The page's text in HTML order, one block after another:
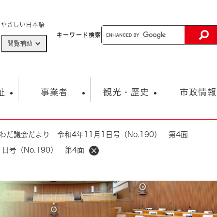
やさしい日本語
閲覧補助
キーワード検索
子育て
康・生活 生涯学習・スポーツ
事業者
入札・契約情報 まちづくり・協働
環境 福祉・介護
観光・歴史
観光スポット
とじる
市政情報
市の概要 総合計画
市政 職員採用情報
市役所・施設の案内
オープンデータ
だ議会だより 令和4年11月1日号（No.190） 第4面
日号（No.190） 第4面